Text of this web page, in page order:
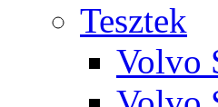
Tesztek
Volvo